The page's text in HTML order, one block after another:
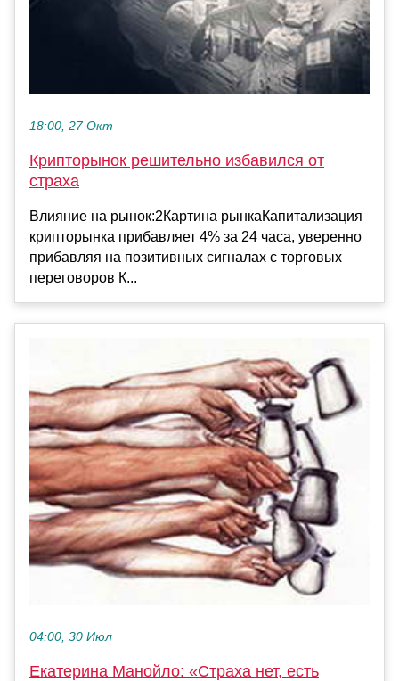
18:00, 27 Окт
Крипторынок решительно избавился от
страха
Влияние на рынок:2Картина рынкаКапитализация
крипторынка прибавляет 4% за 24 часа, уверенно
прибавляя на позитивных сигналах с торговых
переговоров К...
04:00, 30 Июл
Екатерина Манойло: «Страха нет, есть